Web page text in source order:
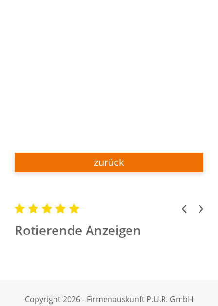
zurück
Rotierende Anzeigen
Previous
Next
Copyright 2026 - Firmenauskunft P.U.R. GmbH